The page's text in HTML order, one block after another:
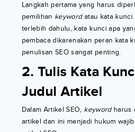
Langkah pertama yang harus
pemilihan keywordatau kata
terlebih dahulu, kata kunci apa
pembaca dikarenakan peran kata
penulisan SEO sangat penting.
2. Tulis Kata
Judul Artikel
Dalam Artikel SEO, keywordharus
artikel dan ini menjadi hukum